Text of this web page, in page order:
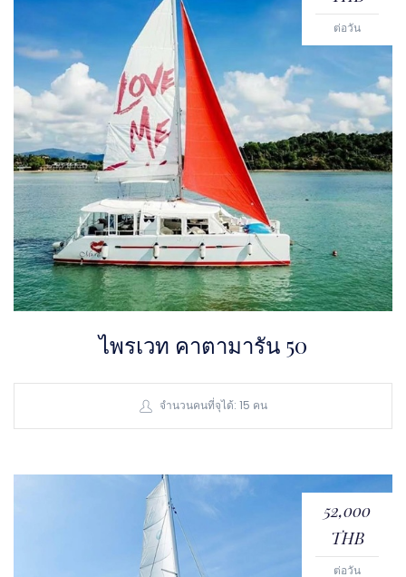
ต่อวัน
ไพรเวท คาตามารัน 50
จำนวนคนที่จุได้: 15 คน
52,000
THB
ต่อวัน